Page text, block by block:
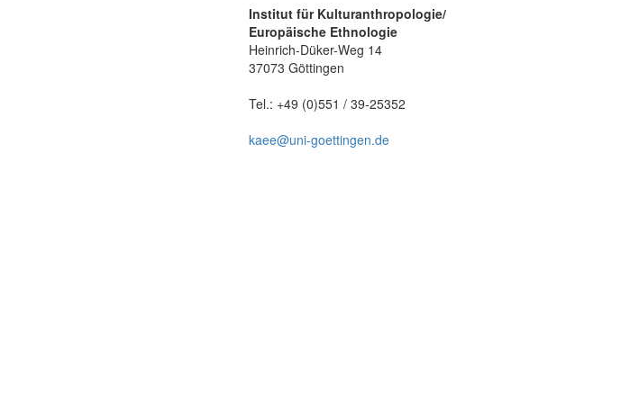
Institut für Kulturanthropologie/
Europäische Ethnologie
Heinrich-Düker-Weg 14
37073 Göttingen
Tel.: +49 (0)551 / 39-25352
kaee@uni-goettingen.de